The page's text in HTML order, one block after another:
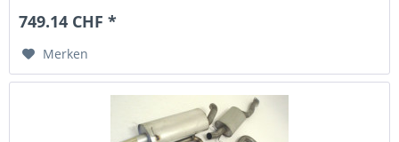
749.14 CHF *
Merken